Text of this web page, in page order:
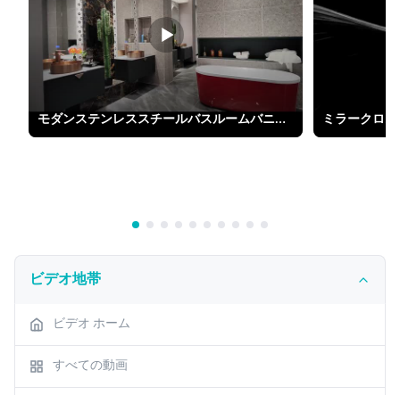
モダンステンレススチールバスルームバニティ - グリーン、銅製洗面器＆ミラー付き
ビデオ地帯
ビデオ ホーム
すべての動画